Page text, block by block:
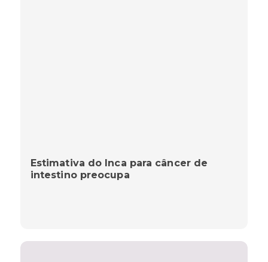
Estimativa do Inca para câncer de
intestino preocupa